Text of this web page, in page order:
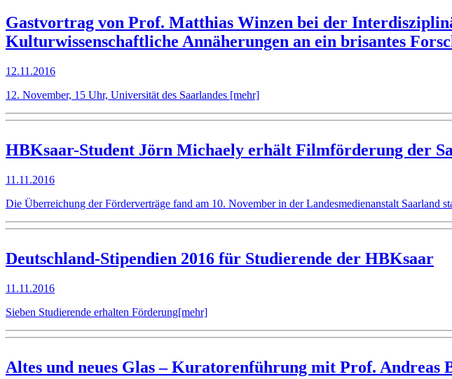
Gastvortrag von Prof. Matthias Winzen bei der
Kulturwissenschaftliche Annäherungen an ein brisantes
12.11.2016
12. November, 15 Uhr, Universität des Saarlandes [mehr]
HBKsaar-Student Jörn Michaely erhält Filmförderung der
11.11.2016
Die Überreichung der Förderverträge fand am 10. November in der Landesmedienanstalt Saarland
Deutschland-Stipendien 2016 für Studierende der HBKsaar
11.11.2016
Sieben Studierende erhalten Förderung[mehr]
Altes und neues Glas – Kuratorenführung mit Prof. Andreas